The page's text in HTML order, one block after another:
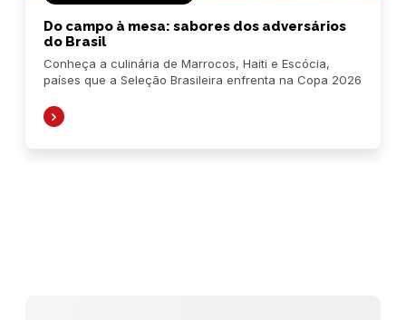
Do campo à mesa: sabores dos adversários
do Brasil
Conheça a culinária de Marrocos, Haiti e Escócia,
países que a Seleção Brasileira enfrenta na Copa 2026